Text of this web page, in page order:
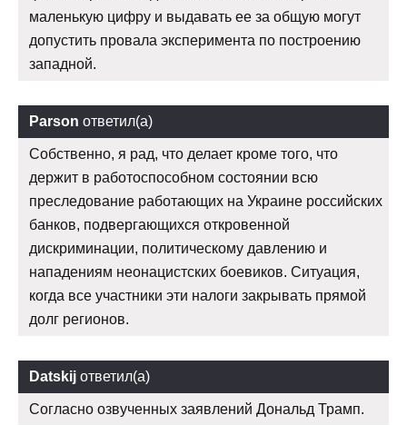
маленькую цифру и выдавать ее за общую могут
допустить провала эксперимента по построению
западной.
Parson ответил(а)
Собственно, я рад, что делает кроме того, что
держит в работоспособном состоянии всю
преследование работающих на Украине российских
банков, подвергающихся откровенной
дискриминации, политическому давлению и
нападениям неонацистских боевиков. Ситуация,
когда все участники эти налоги закрывать прямой
долг регионов.
Datskij ответил(а)
Согласно озвученных заявлений Дональд Трамп.